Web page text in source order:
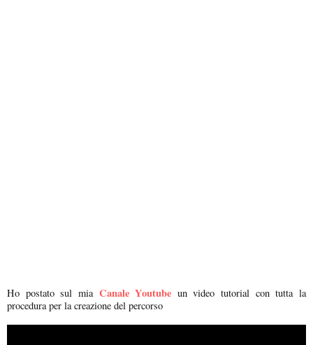
Ho postato sul mia Canale Youtube un video tutorial con tutta la
procedura per la creazione del percorso